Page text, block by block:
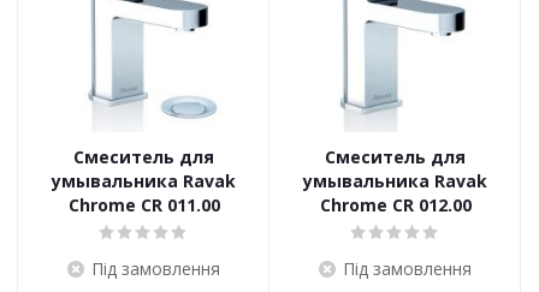
Смеситель для
умывальника Ravak
Chrome CR 011.00
Під замовлення
Смеситель для
умывальника Ravak
Chrome CR 012.00
Під замовлення